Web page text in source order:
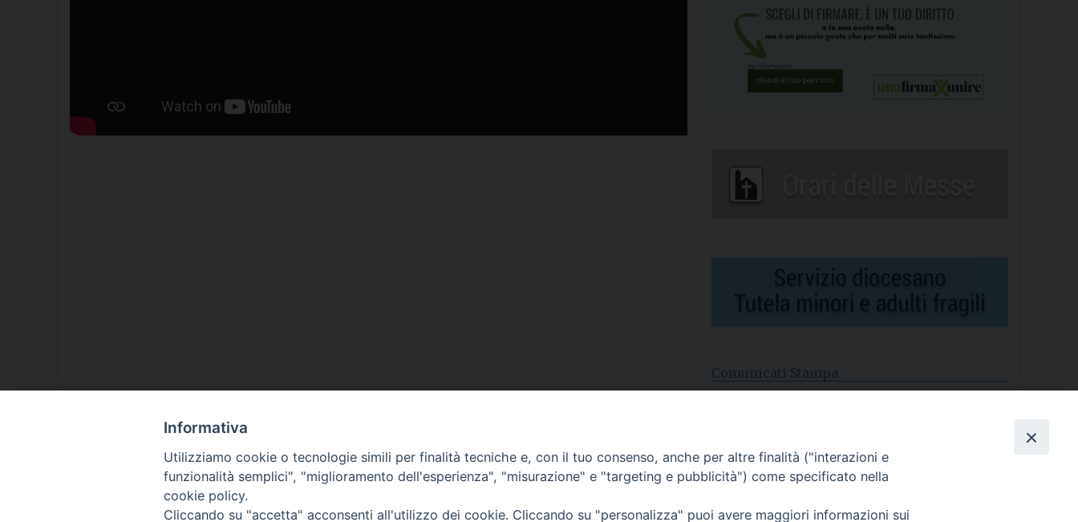
Comunicati Stampa
Nasce la Consulta Diocesana delle Aggregazioni Laicali di
Castellaneta
Archivio comunicati stampa
Informativa
Utilizziamo cookie o tecnologie simili per finalità tecniche e, con il tuo consenso, anche per altre finalità ("interazioni e
funzionalità semplici", "miglioramento dell'esperienza", "misurazione" e "targeting e pubblicità") come specificato nella
cookie policy.
Cliccando su "accetta" acconsenti all'utilizzo dei cookie. Cliccando su "personalizza" puoi avere maggiori informazioni sui